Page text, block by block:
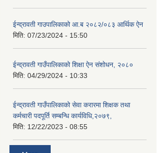
ईन्द्रावती गाउपालिकाको आ.ब २०८२/०८३ आर्थिक ऐन
मिति: 07/23/2024 - 15:50
ईन्द्रावती गाउँपालिकाको शिक्षा ऐन संशोधन, २०८०
मिति: 04/29/2024 - 10:33
ईन्द्रावती गाउँपालिकाको सेवा करारमा शिक्षक तथा
कर्मचारी पदपूर्ति सम्बन्धि कार्यविधि,२०७९,
मिति: 12/22/2023 - 08:55